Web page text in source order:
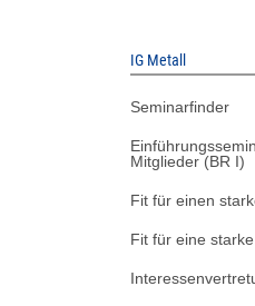
IG Metall
Seminarfinder
Mitglieder (BR I)
Fit für einen
Fit für eine